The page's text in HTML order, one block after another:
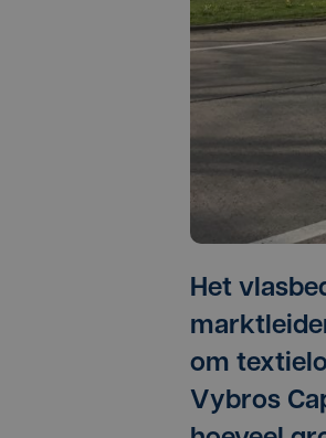
Het
om
Vybros